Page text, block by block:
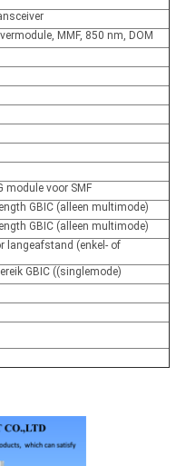
MMF, 850 nm, DOM
module voor SMF
GBIC (alleen multimode)
GBIC (alleen multimode)
langeafstand (enkel- of
GBIC ((singlemode)